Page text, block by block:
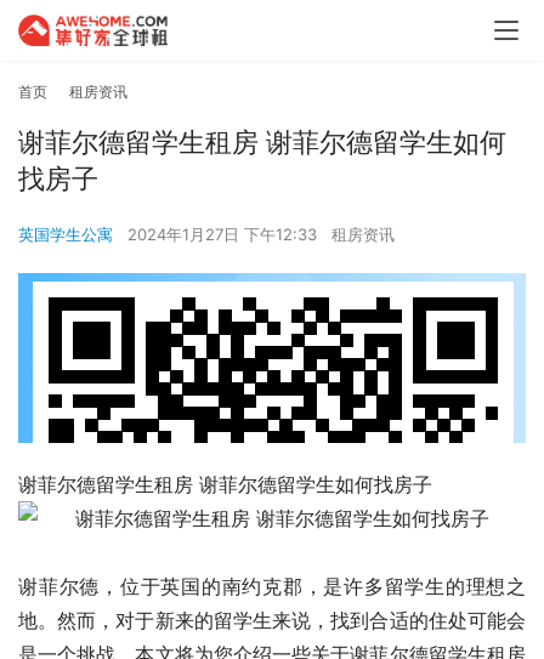
首页 租房资讯
谢菲尔德留学生租房 谢菲尔德留学生如何
找房子
英国学生公寓 2024年1月27日 下午12:33 租房资讯
谢菲尔德留学生租房 谢菲尔德留学生如何找房子
谢菲尔德，位于英国的南约克郡，是许多留学生的理想之
地。然而，对于新来的留学生来说，找到合适的住处可能会
是一个挑战。本文将为您介绍一些关于谢菲尔德留学生租房